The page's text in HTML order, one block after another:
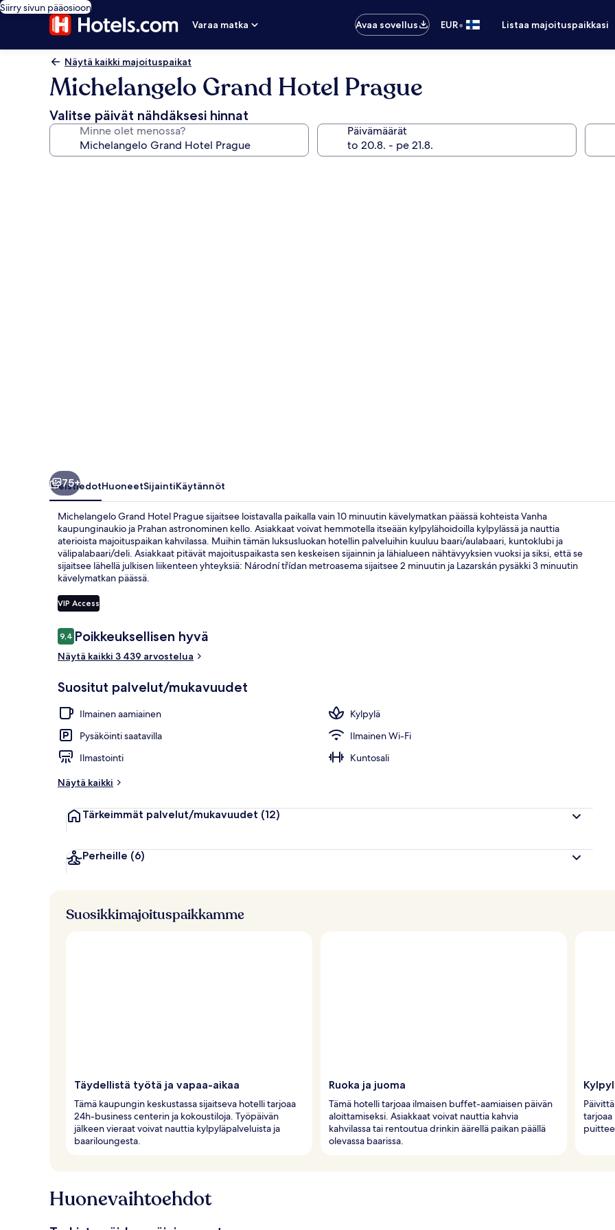
Siirry sivun pääosioon
Varaa matka
Avaa sovellus EUR• Listaa majoituspaikkasi
Näytä kaikki majoituspaikat
Michelangelo Grand Hotel Prague
Valitse päivät nähdäksesi hinnat
Minne olet menossa? Päivämäärät
Ylelliset
75+
YleistiedotHuoneetSijaintiKäytännöt
Michelangelo Grand Hotel Prague sijaitsee loistavalla paikalla vain 10 minuutin kävelymatkan päässä kohteista Vanha
kaupunginaukio ja Prahan astronominen kello. Asiakkaat voivat hemmotella itseään kylpylähoidoilla kylpylässä ja nauttia
aterioista majoituspaikan kahvilassa. Muihin tämän luksusluokan hotellin palveluihin kuuluu baari/aulabaari, kuntoklubi ja
välipalabaari/deli. Asiakkaat pitävät majoituspaikasta sen keskeisen sijainnin ja lähialueen nähtävyyksien vuoksi ja siksi, että se
sijaitsee lähellä julkisen liikenteen yhteyksiä: Národní třídan metroasema sijaitsee 2 minuutin ja Lazarskán pysäkki 3 minuutin
kävelymatkan päässä.
VIP Access
Arvostelut
9,49,4 kautta 10.
Poikkeuksellisen hyvä
Näytä kaikki 3 439 arvostelua
Suositut palvelut/mukavuudet
Ilmainen aamiainen
Kylpylä
Pysäköinti saatavilla
Ilmainen Wi-Fi
Ilmastointi
Kuntosali
Näytä kaikki
Tärkeimmät palvelut/mukavuudet (12)
Perheille (6)
Suosikkimajoituspaikkamme
Täydellistä työtä ja vapaa-aikaa
Tämä kaupungin keskustassa sijaitseva hotelli tarjoaa
24h-business centerin ja kokoustiloja. Työpäivän
jälkeen vieraat voivat nauttia kylpyläpalveluista ja
baariloungesta.
Ruoka ja juoma
Tämä hotelli tarjoaa ilmaisen buffet-aamiaisen päivän
aloittamiseksi. Asiakkaat voivat nauttia kahvia
kahvilassa tai rentoutua drinkin äärellä paikan päällä
olevassa baarissa.
tarjoaa
Huonevaihtoehdot